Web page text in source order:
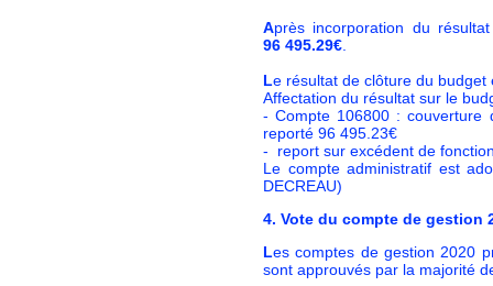
Après incorporation du
96 495.29€
Le résultat de clôture du budget
Affectation du résultat sur le
- Compte 106800 : couverture
reporté 96 495.23€
- report sur excédent de
Le compte administratif est
DECREAU)
4. Vote du compte de gestion
Les comptes de gestion 2020
sont approuvés par la majorité